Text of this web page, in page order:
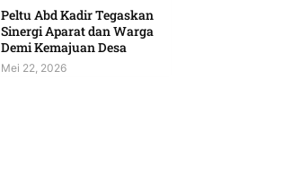
Peltu Abd Kadir Tegaskan
Sinergi Aparat dan Warga
Demi Kemajuan Desa
Mei 22, 2026